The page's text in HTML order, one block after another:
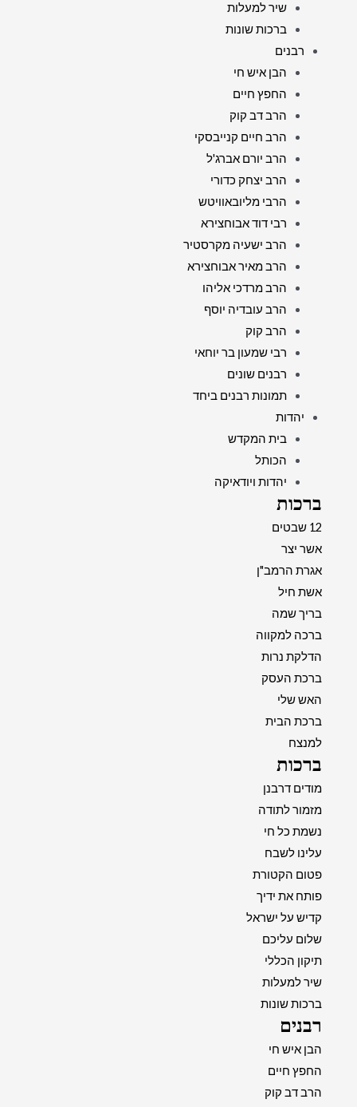
שיר למעלות
ברכות שונות
רבנים
הבן איש חי
החפץ חיים
הרב דב קוק
הרב חיים קנייבסקי
הרב יורם אברג'ל
הרב יצחק כדורי
הרבי מליובאוויטש
רבי דוד אבוחצירא
הרב ישעיה מקרסטיר
הרב מאיר אבוחצירא
הרב מרדכי אליהו
הרב עובדיה יוסף
הרב קוק
רבי שמעון בר יוחאי
רבנים שונים
תמונות רבנים ביחד
יהדות
בית המקדש
הכותל
יהדות ויודאיקה
ברכות
12 שבטים
אשר יצר
אגרת הרמב"ן
אשת חיל
בריך שמה
ברכה למקווה
הדלקת נרות
ברכת העסק
האש שלי
ברכת הבית
למנצח
ברכות
מודים דרבנן
מזמור לתודה
נשמת כל חי
עלינו לשבח
פטום הקטורת
פותח את ידיך
קדיש על ישראל
שלום עליכם
תיקון הכללי
שיר למעלות
ברכות שונות
רבנים
הבן איש חי
החפץ חיים
הרב דב קוק